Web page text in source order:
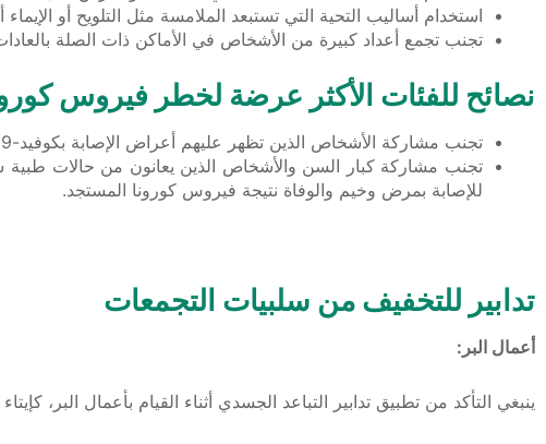
استخدام أساليب التحية التي تستبعد الملامسة مثل التلويح أو
تجنب تجمع أعداد كبيرة من الأشخاص في الأماكن ذات الصلة
نصائح للفئات الأكثر عرضة لخطر فيروس
تجنب مشاركة الأشخاص الذين تظهر عليهم أعراض الإصابة بكوفيد-19 في الفعاليات والاجتماعات، مع اتخاذ التدابير العلاجية المناسبة عند الإصابة بفيروس كورونا المستجد.
تجنب مشاركة كبار السن والأشخاص الذين يعانون من حالات طبية
للإصابة بمرض وخيم والوفاة نتيجة فيروس كورونا المستجد.
تدابير للتخفيف من سلبيات التجمعات
أعمال البر:
ينبغي التأكد من تطبيق تدابير التباعد الجسدي أثناء القيام بأعمال البر،